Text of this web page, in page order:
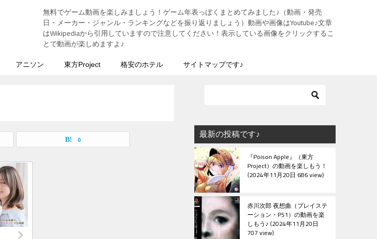
無料でゲーム動画を楽しみましょう！ゲーム年表っぽくまとめてみました♪（動画・発売
日・メーカー・ジャンル・ランキングなどを振り返りましょう）動画や画像はYoutube♪文章
はWikipediaから引用していますので注意してください！表示している画像をクリックするこ
とで動画が楽しめますよ♪
アニソン 東方Project 格安のホテル サイトマップです♪
0
最新の投稿です♪
『Poison Apple』（東方
Project）の動画を楽しもう！
2024年11月20日 686 view
赤川次郎 夜想曲（プレイステ
ーション・PS1）の動画を楽
しもう♪ 2024年11月20日
707 view